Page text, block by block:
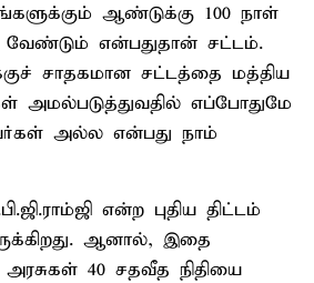
ஆண்டுக்கு 100 நாள்
என்பதுதான் சட்டம்.
சாதகமான சட்டத்தை மத்திய
அமல்படுத்துவதில் எப்போதுமே
அல்ல என்பது நாம்
என்ற புதிய திட்டம்
ஆனால், இதை
40 சதவீத நிதியை